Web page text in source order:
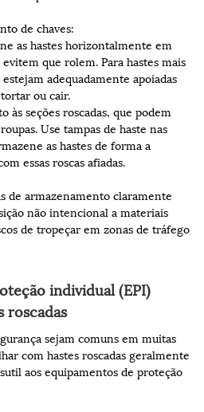
de chaves:
as hastes horizontalmente em
que rolem. Para hastes mais
adequadamente apoiadas
ou cair.
às seções roscadas, que podem
Use tampas de haste nas
as hastes de forma a
essas roscas afiadas.
de armazenamento claramente
não intencional a materiais
de tropeçar em zonas de tráfego
individual (EPI)
roscadas
sejam comuns em muitas
com hastes roscadas geralmente
aos equipamentos de proteção